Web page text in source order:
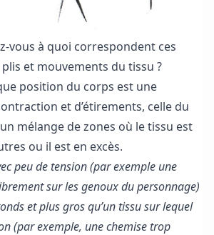
vous à quoi correspondent ces
et mouvements du tissu ?
position du corps est une
et d’étirements, celle du
mélange de zones où le tissu est
ou il est en excès.
peu de tension (par exemple une
sur les genoux du personnage)
et plus gros qu’un tissu sur lequel
(par exemple, une chemise trop